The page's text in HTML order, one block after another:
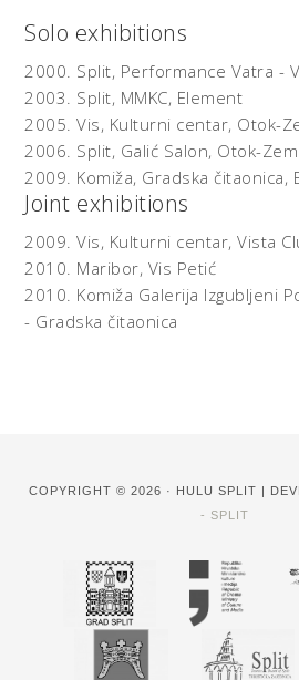
Solo exhibitions
2000. Split, Performance Vatra -
2003. Split, MMKC, Element
2005.Vis, Kulturni centar, Otok-
2006. Split, Galić Salon, Otok-
2009. Komiža, Gradska čitaonica,
Joint exhibitions
2009.Vis, Kulturni centar, Vista
2010. Maribor, Vis Petić
2010. Komiža Galerija Izgubljeni
- Gradska čitaonica
COPYRIGHT © 2026 · HULU SPLIT |
- SPLIT